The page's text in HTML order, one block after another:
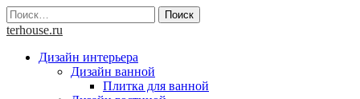
Skip
to
Найти:
terhouse.ru
Дизайн интерьера
Дизайн ванной
Плитка для ванной